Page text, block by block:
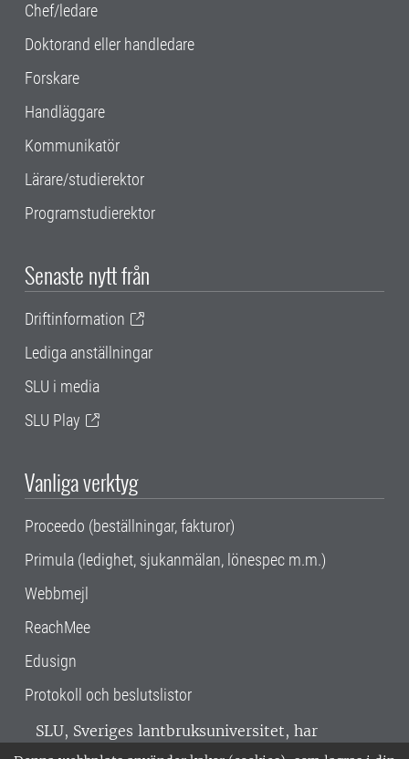
Chef/ledare
Doktorand eller handledare
Forskare
Handläggare
Kommunikatör
Lärare/studierektor
Programstudierektor
Senaste nytt från
Driftinformation
Lediga anställningar
SLU i media
SLU Play
Vanliga verktyg
Proceedo (beställningar, fakturor)
Primula (ledighet, sjukanmälan, lönespec m.m.)
Webbmejl
ReachMee
Edusign
Protokoll och beslutslistor
SLU, Sveriges lantbruksuniversitet, har
verksamhet över hela Sverige. Huvudorter är